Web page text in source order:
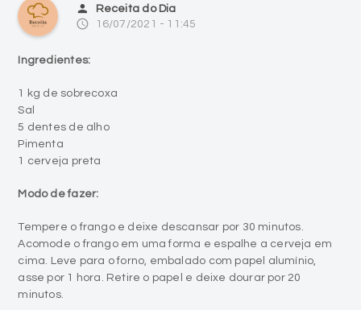
person Receita do Dia
access_time 16/07/2021 - 11:45
Ingredientes:
1 kg de sobrecoxa
Sal
5 dentes de alho
Pimenta
1 cerveja preta
Modo de fazer:
Tempere o frango e deixe descansar por 30 minutos.
Acomode o frango em uma forma e espalhe a cerveja em
cima. Leve para o forno, embalado com papel alumínio,
asse por 1 hora. Retire o papel e deixe dourar por 20
minutos.